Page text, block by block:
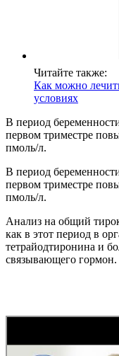
Читайте также:
Как можно
условиях
В период
первом триместре
пмоль/л.
В период
первом триместре
пмоль/л.
Анализ на общий
как в этот период в
тетрайодтиронина и
связывающего гормон.